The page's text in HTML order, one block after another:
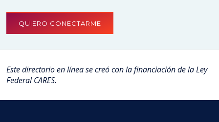
QUIERO CONECTARME
Este directorio en línea se creó con la financiación de la Ley
Federal CARES.